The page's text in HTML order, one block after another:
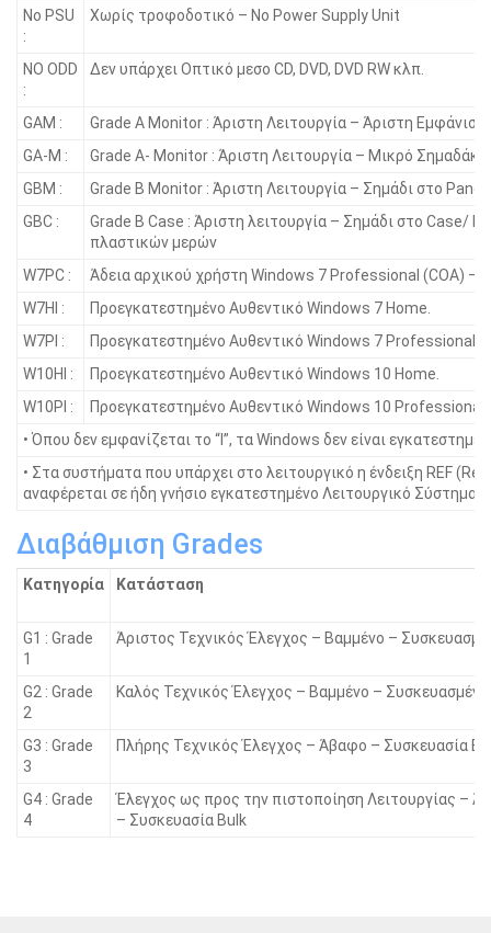
No PSU
:
Χωρίς τροφοδοτικό – No Power Supply Unit
NO ODD
:
Δεν υπάρχει Οπτικό μεσο CD, DVD, DVD RW κλπ.
GAM :
Grade A Monitor : Άριστη Λειτουργία – Άριστη Εμφάνιση
GA-M :
Grade A- Monitor : Άριστη Λειτουργία – Μικρό
GBM :
Grade B Monitor : Άριστη Λειτουργία – Σημάδι στο
GBC :
Grade B Case : Άριστη λειτουργία – Σημάδι στο Case/
πλαστικών μερών
W7PC :
Άδεια αρχικού χρήστη Windows 7 Professional (COA) –
W7HI :
Προεγκατεστημένο Αυθεντικό Windows 7 Home.
W7PI :
Προεγκατεστημένο Αυθεντικό Windows 7 Professional.
W10HI :
Προεγκατεστημένο Αυθεντικό Windows 10 Home.
W10PI :
Προεγκατεστημένο Αυθεντικό Windows 10 Professional.
• Όπου δεν εμφανίζεται το “I”, τα Windοws δεν είναι
• Στα συστήματα που υπάρχει στο λειτουργικό η ένδειξη REF
αναφέρεται σε ήδη γνήσιο εγκατεστημένο Λειτουργικό Σύστημα.
Διαβάθμιση Grades
Κατηγορία Κατάσταση
G1 : Grade
1
Άριστος Τεχνικός Έλεγχος – Βαμμένο –
G2 : Grade
2
Καλός Τεχνικός Έλεγχος – Βαμμένο – Συσκευασμένο
G3 : Grade
3
Πλήρης Τεχνικός Έλεγχος – Άβαφο – Συσκευασία
G4 : Grade
4
Έλεγχος ως προς την πιστοποίηση Λειτουργίας –
– Συσκευασία Bulk